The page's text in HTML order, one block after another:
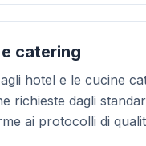
catering
hotel e le cucine
richieste dagli
ai protocolli di